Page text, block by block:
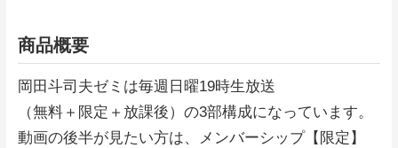
商品概要
岡田斗司夫ゼミは毎週日曜19時生放送
（無料＋限定＋放課後）の3部構成になっています。
動画の後半が見たい方は、メンバーシップ【限定】